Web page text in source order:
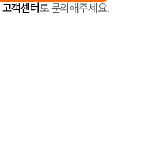
고객센터로 문의해주세요.